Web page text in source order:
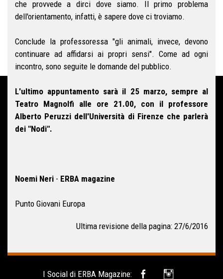
che provvede a dirci dove siamo. Il primo problema
dell'orientamento, infatti, è sapere dove ci troviamo.
Conclude la professoressa "gli animali, invece, devono
continuare ad affidarsi ai propri sensi". Come ad ogni
incontro, sono seguite le domande del pubblico.
L'ultimo appuntamento sarà il 25 marzo, sempre al
Teatro Magnolfi alle ore 21.00, con il professore
Alberto Peruzzi dell'Università di Firenze che parlerà
dei "Nodi".
Noemi Neri - ERBA magazine
Punto Giovani Europa
Ultima revisione della pagina: 27/6/2016
I Social di ERBA Magazine: